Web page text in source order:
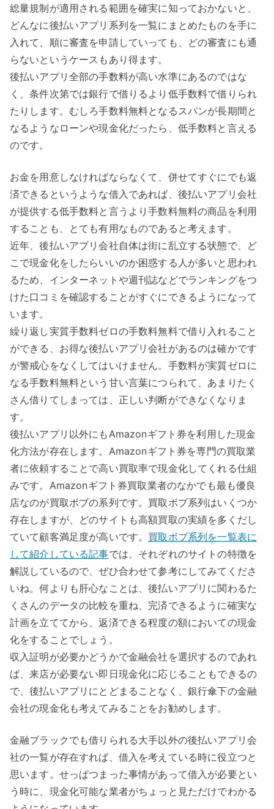
総量規制が適用される範囲を確実に知っておかないと、
どんなに後払いアプリ系列を一覧にまとめたものを手に
入れて、順に審査を申請していっても、どの審査にも通
らないというケースもあり得ます。
後払いアプリ全部の手数料が高い水準にあるのではな
く、条件次第では銀行で借りるより低手数料で借りられ
たりします。むしろ手数料無料となるスパンが長期間と
なるようなローンや現金化だったら、低手数料と言える
のです。
お金を用意しなければならなくて、併せてすぐにでも返
済できるというような借入であれば、後払いアプリ会社
が提供する低手数料と言うより手数料無料の商品を利用
することも、とても有用なものであると考えます。
近年、後払いアプリ会社自体は街に乱立する状態で、ど
こで現金化をしたらいいのか困惑する人が多いと思われ
るため、インターネットや週刊誌などでランキングをつ
けた口コミを確認することがすぐにできるようになって
います。
繰り返し実質手数料ゼロの手数料無料で借り入れること
ができる、お得な後払いアプリ会社があるのは確かです
が警戒心をなくしてはいけません。手数料が実質ゼロに
なる手数料無料という甘い言葉につられて、あまりたく
さん借りてしまっては、正しい判断ができなくなりま
す。
後払いアプリ以外にもAmazonギフト券を利用した現金
化方法が存在します。Amazonギフト券を専門の買取業
者に依頼することで高い買取率で現金化してくれる仕組
みです。Amazonギフト券買取業者のなかでも最も優良
店なのが買取ボブの系列です。買取ボブ系列はいくつか
存在しますが、どのサイトも高額買取の実績を多くだし
ていて顧客満足度が高いです。 買取ボブ系列を一覧表に
して紹介している記事では、それぞれのサイトの特徴を
解説しているので、ぜひ合わせて参考にしてみてくださ
いね。何よりも肝心なことは、後払いアプリに関わるた
くさんのデータの比較を重ね、完済できるように確実な
計画を立ててから、返済できる程度の額においての現金
化をすることでしょう。
収入証明が必要かどうかで金融会社を選択するのであれ
ば、来店が必要ない即日現金化に応じることもできるの
で、後払いアプリにとどまることなく、銀行傘下の金融
会社の現金化も考えてみることをお勧めします。
金融ブラックでも借りられる大手以外の後払いアプリ会
社の一覧が存在すれば、借入を考えている時に役立つと
思います。せっぱつまった事情があって借入が必要とい
う時に、現金化可能な業者がちょっと見ただけでわかる